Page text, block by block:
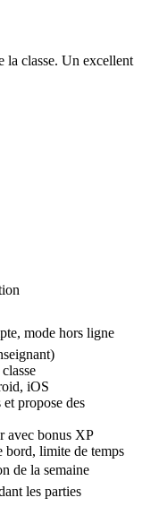
la classe. Un excellent
mode hors ligne
iOS
et propose des
avec bonus XP
bord, limite de temps
de la semaine
les parties